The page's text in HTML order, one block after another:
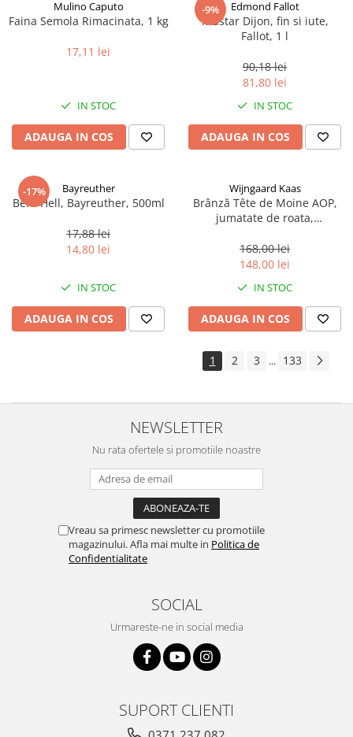
Mulino Caputo
Faina Semola Rimacinata, 1 kg
17,11 lei
IN STOC
ADAUGA IN COS
-9% Edmond Fallot
Mustar Dijon, fin si iute,
Fallot, 1 l
90,18 lei
81,80 lei
IN STOC
ADAUGA IN COS
-17% Bayreuther
Bere Hell, Bayreuther, 500ml
17,88 lei
14,80 lei
IN STOC
ADAUGA IN COS
Wijngaard Kaas
Brânză Tête de Moine AOP,
jumatate de roata,
168,00 lei
148,00 lei
IN STOC
ADAUGA IN COS
1 2 3 ... 133
NEWSLETTER
Nu rata ofertele si promotiile noastre
Vreau sa primesc newsletter cu promotiile
magazinului. Afla mai multe in Politica de
Confidentialitate
SOCIAL
Urmareste-ne in social media
SUPORT CLIENTI